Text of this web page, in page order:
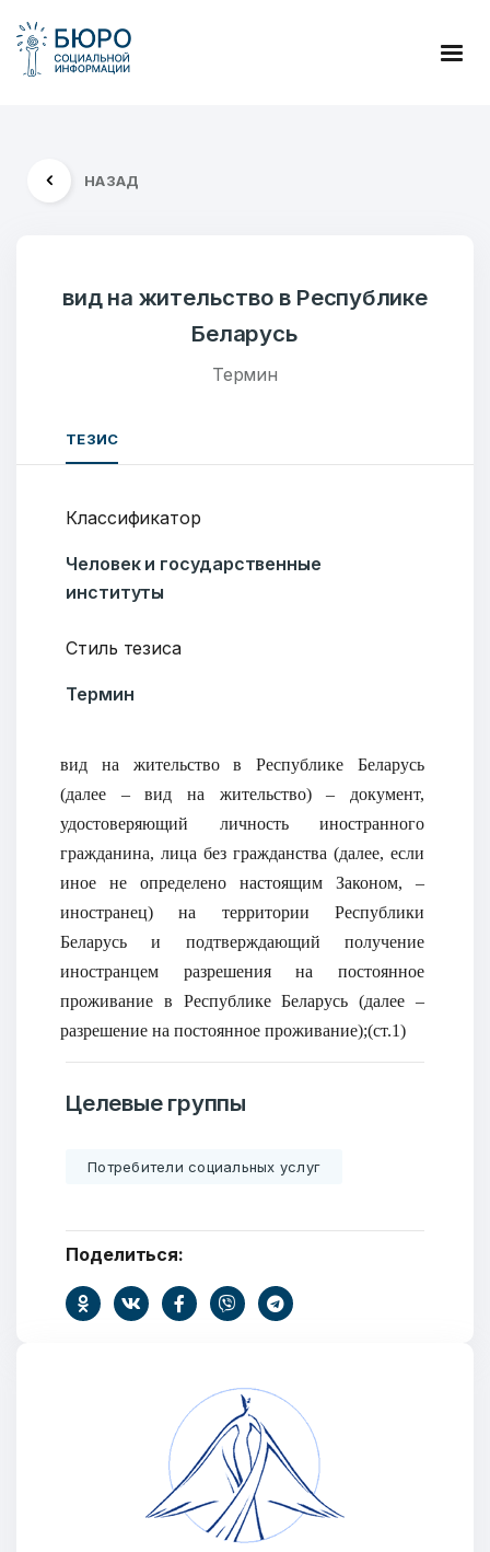
НАЗАД
вид на жительство в Республике
Беларусь
Термин
ТЕЗИС
Классификатор
Человек и государственные
институты
Стиль тезиса
Термин
вид на жительство в Республике Беларусь
(далее – вид на жительство) – документ,
удостоверяющий личность иностранного
гражданина, лица без гражданства (далее, если
иное не определено настоящим Законом, –
иностранец) на территории Республики
Беларусь и подтверждающий получение
иностранцем разрешения на постоянное
проживание в Республике Беларусь (далее –
разрешение на постоянное проживание);(ст.1)
Целевые группы
Потребители социальных услуг
Поделиться: